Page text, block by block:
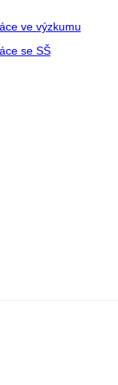
ve výzkumu
se SŠ